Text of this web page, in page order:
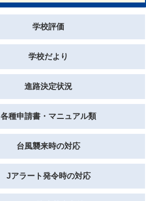
学校評価
学校だより
進路決定状況
各種申請書・マニュアル類
台風襲来時の対応
Jアラート発令時の対応